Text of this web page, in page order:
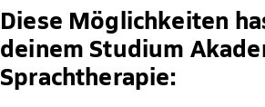
Diese Möglichkeiten
deinem Studium
Sprachtherapie: